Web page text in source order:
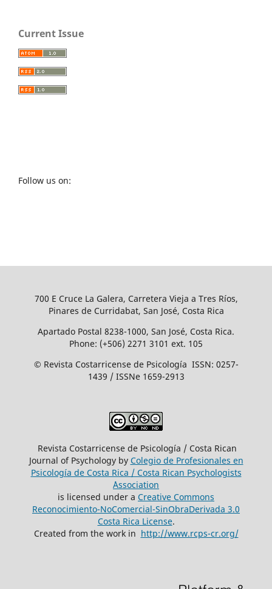
Current Issue
Follow us on:
700 E Cruce La Galera, Carretera Vieja a Tres Ríos,
Pinares de Curridabat, San José, Costa Rica
Apartado Postal 8238-1000, San José, Costa Rica.
Phone: (+506) 2271 3101 ext. 105
© Revista Costarricense de Psicología ISSN: 0257-
1439 / ISSNe 1659-2913
Revista Costarricense de Psicología / Costa Rican
Journal of Psychology by Colegio de Profesionales en
Psicología de Costa Rica / Costa Rican Psychologists
´Association
is licensed under a Creative Commons
Reconocimiento-NoComercial-SinObraDerivada 3.0
Costa Rica License.
Created from the work in http://www.rcps-cr.org/